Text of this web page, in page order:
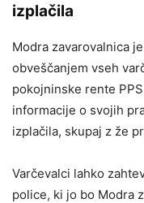
izplačila
Modra zavarovalnica
obveščanjem vseh
pokojninske rente
informacije o svojih
izplačila, skupaj z že
Varčevalci lahko
police, ki jo bo Modra